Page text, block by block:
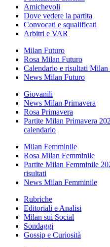
Amichevoli
Dove vedere la partita
Convocati e squalificati
Arbitri e VAR
Milan Futuro
Rosa Milan Futuro
Calendario e risultati Milan
News Milan Futuro
Giovanili
News Milan Primavera
Rosa Primavera
Partite Milan Primavera
calendario
Milan Femminile
Rosa Milan Femminile
Partite Milan Femminile
risultati
News Milan Femminile
Rubriche
Editoriali e Analisi
Milan sui Social
Sondaggi
Gossip e Curiosità